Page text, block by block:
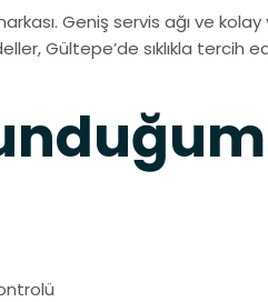
Geniş servis ağı ve
Gültepe’de sıklıkla tercih